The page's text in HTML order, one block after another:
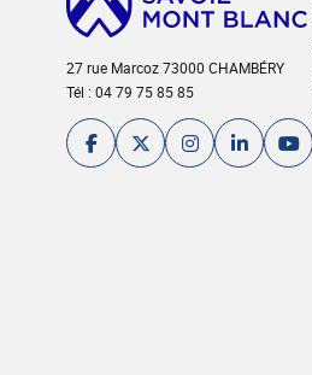
27 rue Marcoz 73000 CHAMBÉRY
Tél : 04 79 75 85 85